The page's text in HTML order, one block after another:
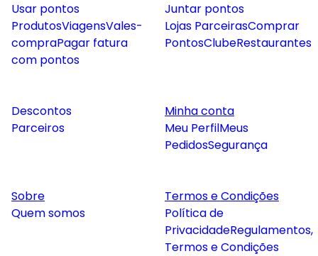
Usar pontos
ProdutosViagensVales-
compraPagar fatura
com pontos
Juntar pontos
Lojas ParceirasComprar
PontosClubeRestaurantes
Descontos
Parceiros
Minha conta
Meu PerfilMeus
PedidosSegurança
Sobre
Quem somos
Termos e Condições
Política de
PrivacidadeRegulamentos,
Termos e Condições